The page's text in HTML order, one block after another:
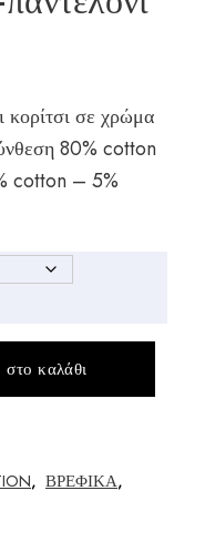
κορίτσι σε χρώμα
80% cotton
cotton – 5%
καλάθι
, ΒΡΕΦΙΚΑ,